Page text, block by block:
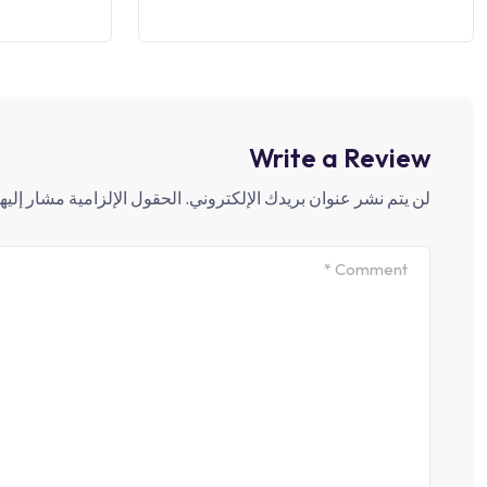
Write a Review
لن يتم نشر عنوان بريدك الإلكتروني. الحقول الإلزامية مشار